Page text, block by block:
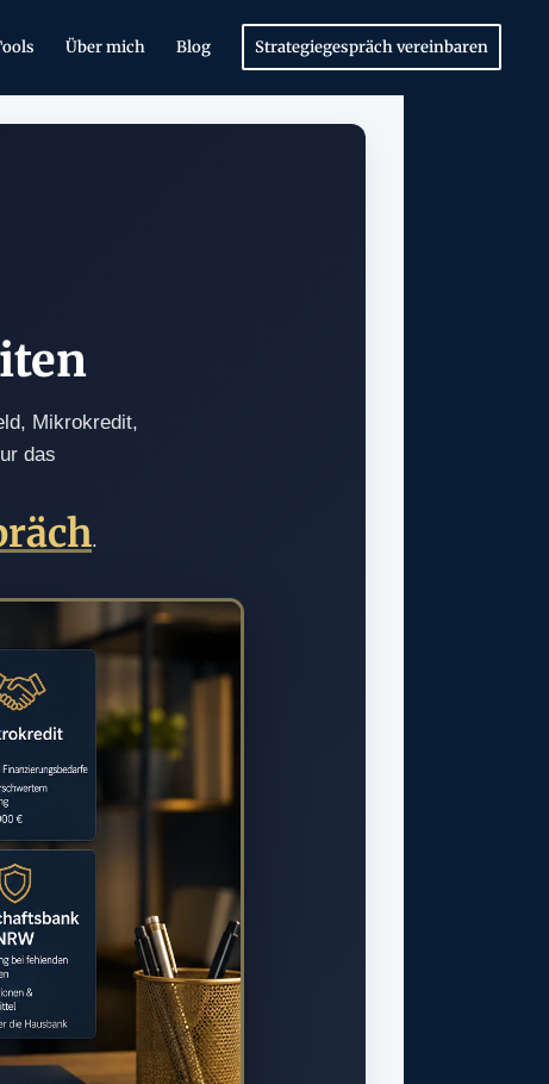
Über mich Blog Strategiegespräch vereinbaren
Mikrokredit,
das
.